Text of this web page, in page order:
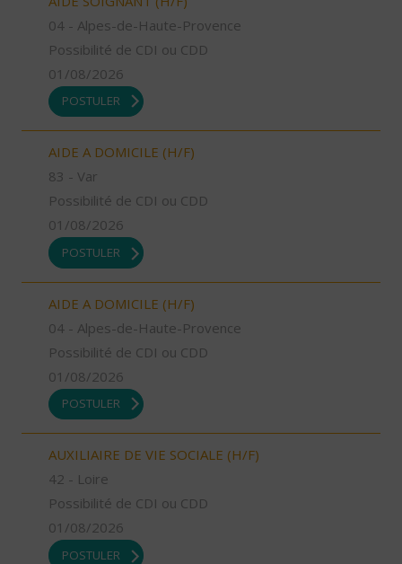
04 - Alpes-de-Haute-Provence
Possibilité de CDI ou CDD
01/08/2026
POSTULER
AIDE A DOMICILE (H/F)
83 - Var
Possibilité de CDI ou CDD
01/08/2026
POSTULER
AIDE A DOMICILE (H/F)
04 - Alpes-de-Haute-Provence
Possibilité de CDI ou CDD
01/08/2026
POSTULER
AUXILIAIRE DE VIE SOCIALE (H/F)
42 - Loire
Possibilité de CDI ou CDD
01/08/2026
POSTULER